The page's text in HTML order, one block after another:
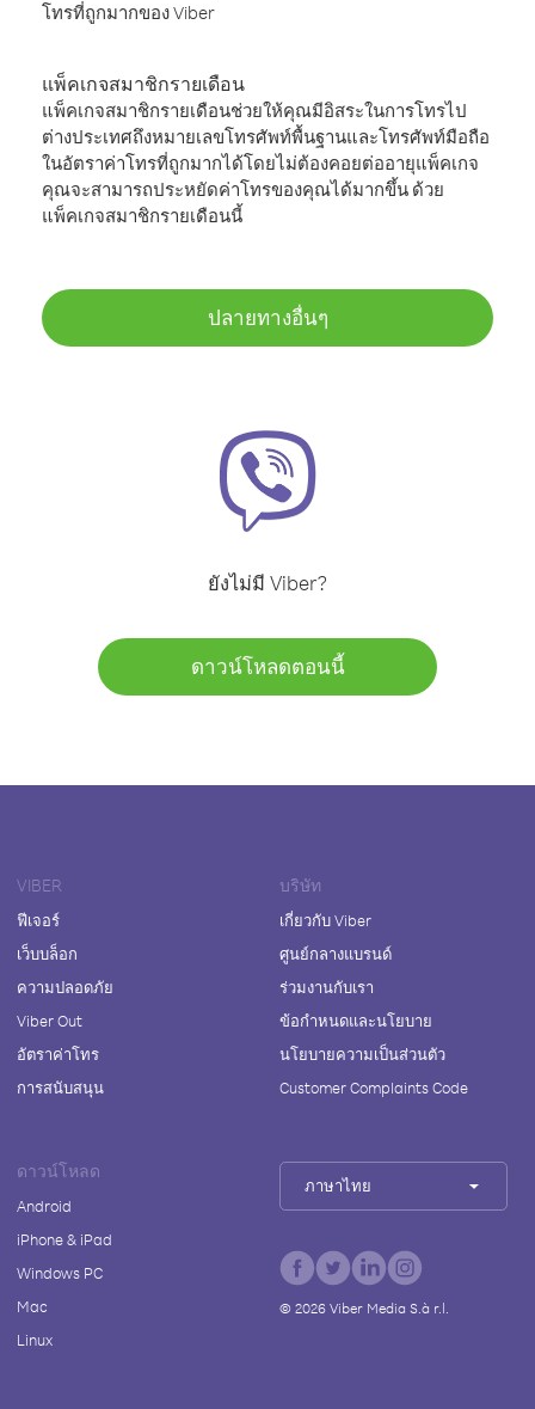
โทรที่ถูกมากของ Viber
แพ็คเกจสมาชิกรายเดือน
แพ็คเกจสมาชิกรายเดือนช่วยให้คุณมีอิสระในการโทรไป
ต่างประเทศถึงหมายเลขโทรศัพท์พื้นฐานและโทรศัพท์มือถือ
ในอัตราค่าโทรที่ถูกมากได้โดยไม่ต้องคอยต่ออายุแพ็คเกจ
คุณจะสามารถประหยัดค่าโทรของคุณได้มากขึ้น ด้วย
แพ็คเกจสมาชิกรายเดือนนี้
ปลายทางอื่นๆ
ยังไม่มี Viber?
ดาวน์โหลดตอนนี้
VIBER
ฟีเจอร์
เว็บบล็อก
ความปลอดภัย
Viber Out
อัตราค่าโทร
การสนับสนุน
บริษัท
เกี่ยวกับ Viber
ศูนย์กลางแบรนด์
ร่วมงานกับเรา
ข้อกำหนดและนโยบาย
นโยบายความเป็นส่วนตัว
Customer Complaints Code
ดาวน์โหลด
Android
iPhone & iPad
Windows PC
Mac
Linux
ภาษาไทย
© 2026Viber Media S.à r.l.